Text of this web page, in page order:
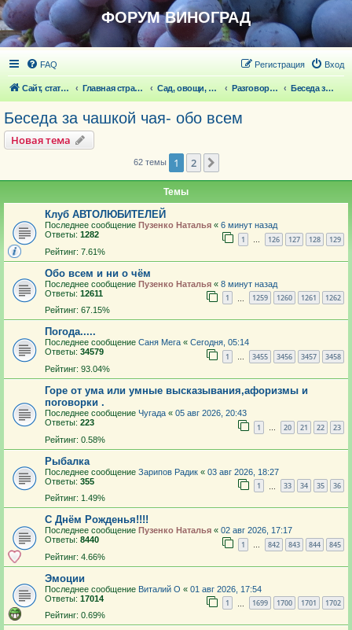
ФОРУМ ВИНОГРАД
FAQ Вход
Регистрация
Сайт, статьи Главная страница Сад, овощи, ягодники, цветы, беседка Разговоры обо всем что волнует Беседа за чашкой чая- обо всем
Беседа за чашкой чая- обо всем
Новая тема
62 темы 1 2
Темы
Клуб АВТОЛЮБИТЕЛЕЙ
Последнее сообщение Пузенко Наталья « 6 минут назад
Ответы: 1282 1 … 126 127 128 129
Рейтинг: 7.61%
Обо всем и ни о чём
Последнее сообщение Пузенко Наталья « 8 минут назад
Ответы: 12611 1 1259 1260 1261 1262
Рейтинг: 67.15%
Погода.....
Последнее сообщение Саня Мега « Сегодня, 05:14
Ответы: 34579 1 … 3455 3456 3457 3458
Рейтинг: 93.04%
Горе от ума или умные высказывания,афоризмы и
поговорки .
Последнее сообщение Чугада « 05 авг 2026, 20:43
Ответы: 223 1 … 20 21 22 23
Рейтинг: 0.58%
Рыбалка
Последнее сообщение Зарипов Радик « 03 авг 2026, 18:27
Ответы: 355 1 33 34 35 36
Рейтинг: 1.49%
С Днём Рожденья!!!!
Последнее сообщение Пузенко Наталья « 02 авг 2026, 17:17
Ответы: 8440 1 … 842 843 844 845
Рейтинг: 4.66%
Эмоции
Последнее сообщение Виталий О « 01 авг 2026, 17:54
Ответы: 17014 1 1699 1700 1701 1702
Рейтинг: 0.69%